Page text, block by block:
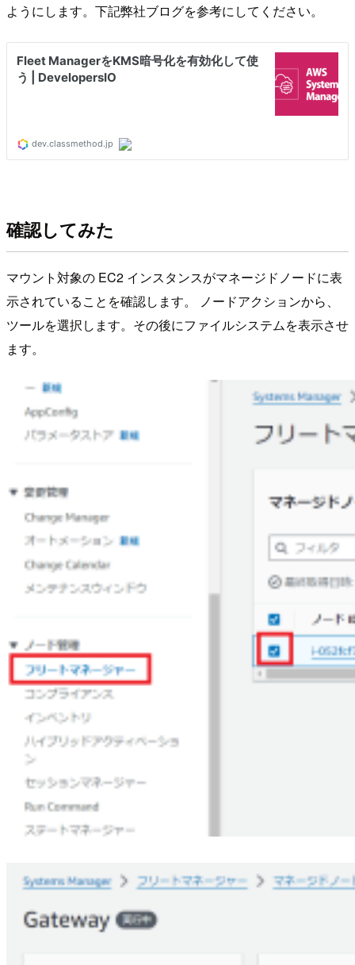
ようにします。下記弊社ブログを参考にしてください。
確認してみた
マウント対象の EC2 インスタンスがマネージドノードに表
示されていることを確認します。 ノードアクションから、
ツールを選択します。その後にファイルシステムを表示させ
ます。